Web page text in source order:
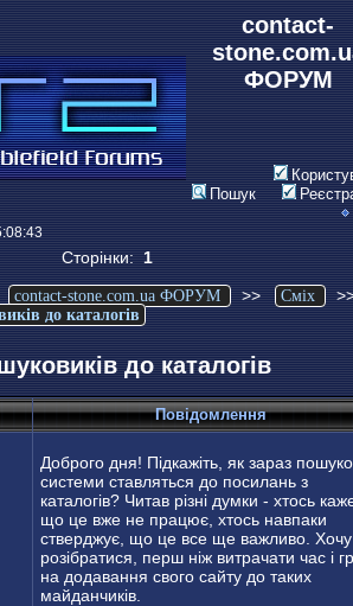
contact-
ФОРУМ
Пошук
Сторінки:1
contact-stone.com.ua ФОРУМ >> Сміх
до каталогів
до каталогів
Повідомлення
Доброго дня! Підкажіть, як зараз
системи ставляться до посилань з
каталогів? Читав різні думки - хтось
що це вже не працює, хтось навпаки
стверджує, що це все ще важливо. Хочу
розібратися, перш ніж витрачати час і
на додавання свого сайту до таких
майданчиків.